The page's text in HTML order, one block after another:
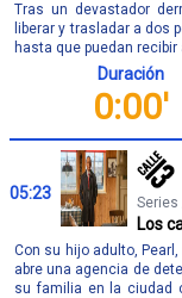
Tras un devastador
liberar y trasladar a dos
hasta que puedan
Duración
0:00'
05:23
Los
Con su hijo adulto,
abre una agencia de
su familia en la ciudad